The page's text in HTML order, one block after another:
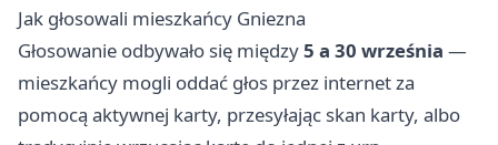
Jak głosowali mieszkańcy Gniezna
Głosowanie odbywało się między5 a 30 września —
mieszkańcy mogli oddać głos przez internet za
pomocą aktywnej karty, przesyłając skan karty, albo